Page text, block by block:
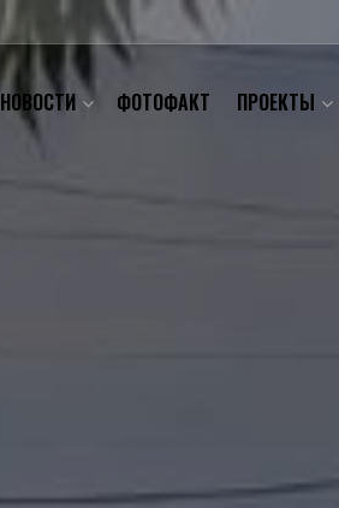
НОВОСТИ ФОТОФАКТ ПРОЕКТЫ